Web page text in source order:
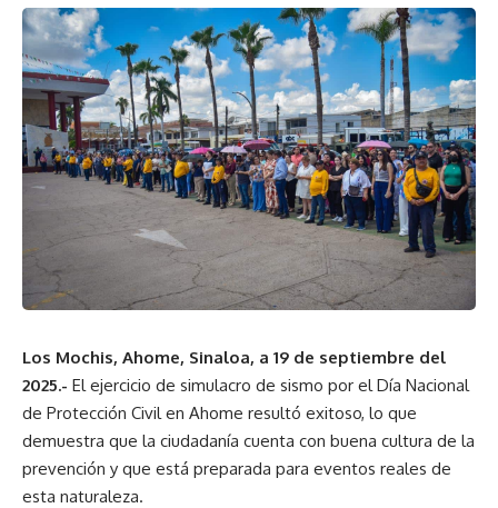
Los Mochis, Ahome, Sinaloa, a 19 de septiembre del
2025.- El ejercicio de simulacro de sismo por el Día Nacional
de Protección Civil en Ahome resultó exitoso, lo que
demuestra que la ciudadanía cuenta con buena cultura de la
prevención y que está preparada para eventos reales de
esta naturaleza.